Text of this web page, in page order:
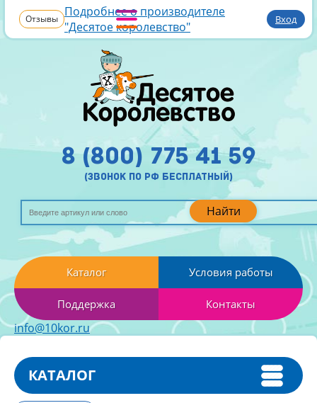
Отзывы Подробнее о производителе
"Десятое королевство"
Вход
Найти
8 (800) 775 41 59
(звонок по рф бесплатный)
Каталог Условия работы
Поддержка Контакты
info@10kor.ru
КАТАЛОГ